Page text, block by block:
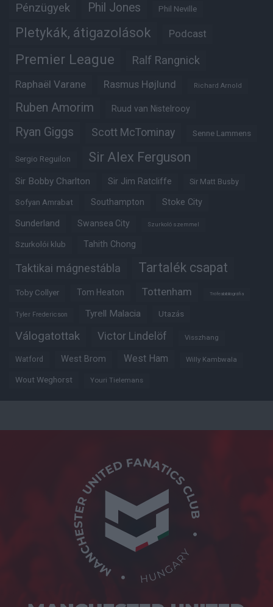
Pénzügyek Phil Jones Phil Neville
Pletykák, átigazolások Podcast
Premier League Ralf Rangnick
Raphaël Varane Rasmus Højlund Richard Arnold
Ruben Amorim Ruud van Nistelrooy
Ryan Giggs Scott McTominay Senne Lammens
Sergio Reguilon Sir Alex Ferguson
Sir Bobby Charlton Sir Jim Ratcliffe Sir Matt Busby
Sofyan Amrabat Southampton Stoke City
Sunderland Swansea City Szurkoló szemmel
Szurkolói klub Tahith Chong
Taktikai mágnestábla Tartalék csapat
Toby Collyer Tom Heaton Tottenham Trófeabibliográfia
Tyler Fredericson Tyrell Malacia Utazás
Válogatottak Victor Lindelöf Visszhang
Watford West Brom West Ham Willy Kambwala
Wout Weghorst Youri Tielemans